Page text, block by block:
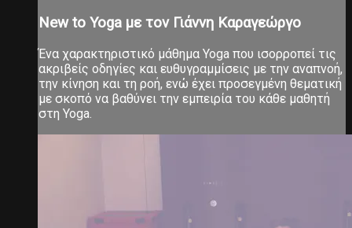
New to Yoga με τον Γιάννη Καραγεώργο
Ένα χαρακτηριστικό μάθημα Yoga που ισορροπεί τις
ακριβείς οδηγίες και ευθυγραμμίσεις με την αναπνοή,
την κίνηση και τη ροή, ενώ έχει προσεγμένη θεματική
με σκοπό να βαθύνει την εμπειρία του κάθε μαθητή
στη Yoga.